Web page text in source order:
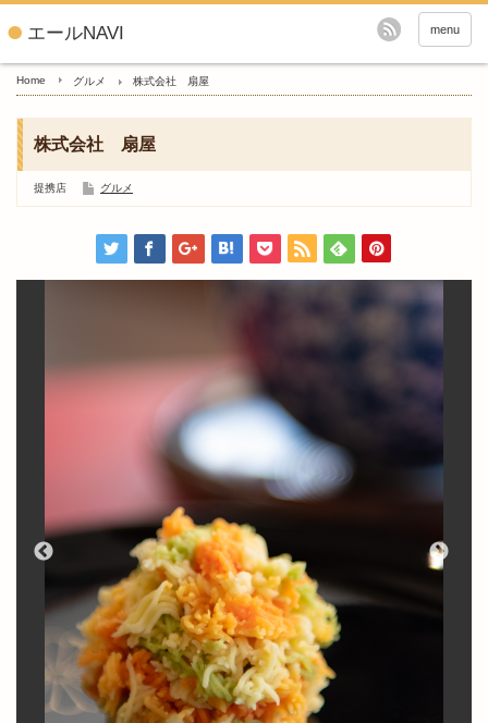
エールNAVI menu
Home グルメ 株式会社 扇屋
株式会社 扇屋
提携店 グルメ